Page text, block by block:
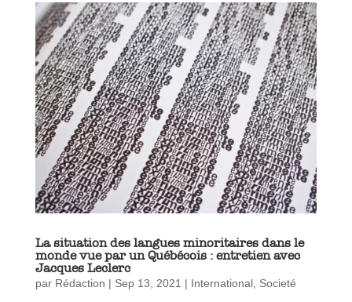
La situation des langues minoritaires dans le
monde vue par un Québécois : entretien avec
Jacques Leclerc
par Rédaction | Sep 13, 2021 | International, Societé